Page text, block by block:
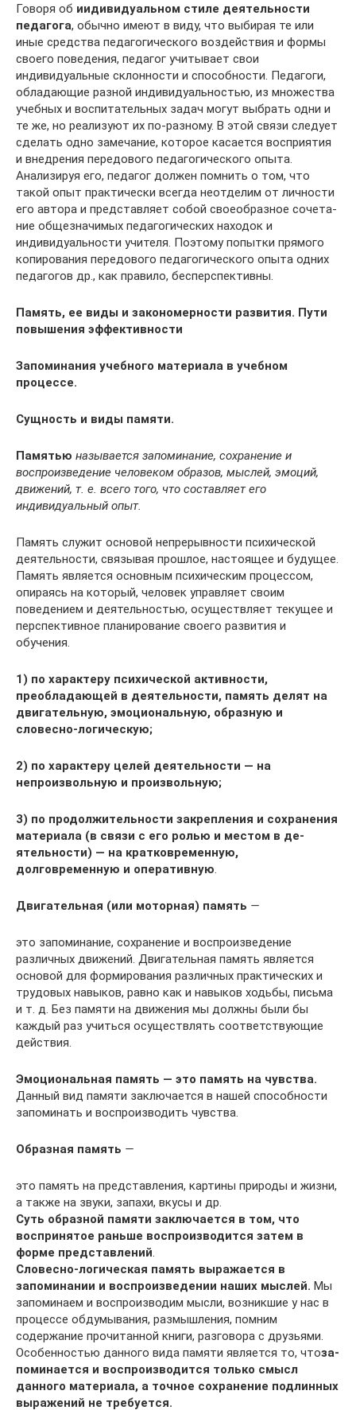
Говоря об иидивидуальном стиле деятельности
педагога, обычно имеют в виду, что выбирая те или
иные средства педагогического воздействия и формы
своего поведения, педа­гог учитывает свои
индивидуальные склонности и способности. Педаго­ги,
обладающие разной индивидуальностью, из множества
учебных и вос­питательных задач могут выбрать одни и
те же, но реализуют их по-раз­ному. В этой связи следует
сделать одно замечание, которое касается вос­приятия
и внедрения передового педагогического опыта.
Анализируя его, педагог должен помнить о том, что
такой опыт практически всегда неот­делим от личности
его автора и представляет собой своеобразное сочета­
ние общезначимых педагогических находок и
индивидуальности учите­ля. Поэтому попытки прямого
копирования передового педагогического опыта одних
педагогов др., как правило, бесперспективны.
Память, ее виды и закономерности развития. Пути
повышения эффективности
Запоминания учебного материала в учебном
процессе.
Сущность и виды памяти.
Памятью называется запоминание, сохранение и
воспроизведе­ние человеком образов, мыслей, эмоций,
движений, т. е. всего того, что составляет его
индивидуальный опыт.
Память служит основой непрерывности психической
деятель­ности, связывая прошлое, настоящее и будущее.
Память является основным психическим процессом,
опираясь на который, человек управляет своим
поведением и деятельностью, осуществляет те­кущее и
перспективное планирование своего развития и
обучения.
1) по харак­теру психической активности,
преобладающей в деятельности, память делят на
двигательную, эмоциональную, образную и
словесно-логическую;
2) по характе­ру целей деятельности — на
непроизвольную и произвольную;
3) по продолжи­тельности закрепления и сохранения
материала (в связи с его ролью и местом в де­
ятельности) — на кратковременную,
долговременную и оперативную.
Двигательная (или моторная) память —
это запоминание, сохранение и вос­произведение
различных движений. Двигательная память является
основой для формирования различных практических и
трудовых навыков, равно как и навы­ков ходьбы, письма
и т. д. Без памяти на движения мы должны были бы
каждый раз учиться осуществлять соответствующие
действия.
Эмоциональная память — это память на чувства.
Данный вид памяти заключа­ется в нашей способности
запоминать и воспроизводить чувства.
Образная память —
это память на представления, картины природы и жизни,
а также на звуки, запахи, вкусы и др.
Суть образной памяти заключается в том, что
воспринятое раньше воспроизводится затем в
форме представлений.
Словесно-логическая память выражается в
запоминании и воспроизведении наших мыслей. Мы
запоминаем и воспроизводим мысли, возникшие у нас в
про­цессе обдумывания, размышления, помним
содержание прочитанной книги, раз­говора с друзьями.
Особенностью данного вида памяти является то, чтоза­
поминается и воспроизводится только смысл
данного материала, а точное сохра­нение подлинных
выражений не требуется.